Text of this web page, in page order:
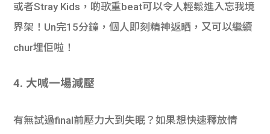
或者Stray Kids，啲歌重beat可以令人輕鬆進入忘我境
界架！Un完15分鐘，個人即刻精神返晒，又可以繼續
chur埋佢啦！
4. 大喊一場減壓
有無試過final前壓力大到失眠？如果想快速釋放情